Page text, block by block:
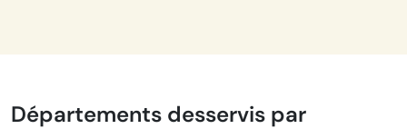
Départements desservis par